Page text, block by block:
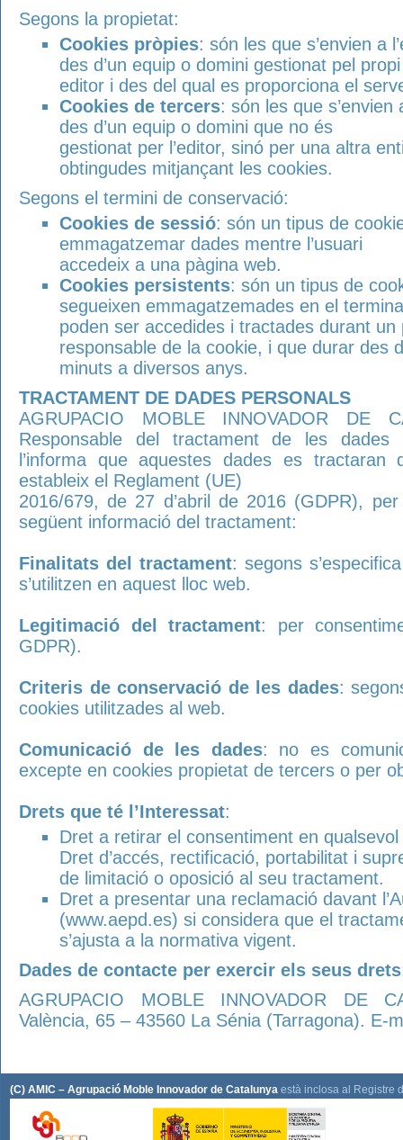
Segons la propietat:
Cookies pròpies: són les que s’envien a
des d’un equip o domini gestionat pel propi
editor i des del qual es proporciona el
Cookies de tercers: són les que s’envien
des d’un equip o domini que no és
gestionat per l’editor, sinó per una altra
obtingudes mitjançant les cookies.
Segons el termini de conservació:
Cookies de sessió: són un tipus de
emmagatzemar dades mentre l’usuari
accedeix a una pàgina web.
Cookies persistents: són un tipus de
segueixen emmagatzemades en el
poden ser accedides i tractades durant
responsable de la cookie, i que durar des
minuts a diversos anys.
TRACTAMENT DE DADES PERSONALS
AGRUPACIO MOBLE INNOVADOR DE
Responsable del tractament de les dades
l’informa que aquestes dades es
estableix el Reglament (UE)
2016/679, de 27 d’abril de 2016 (GDPR),
següent informació del tractament:
Finalitats del tractament: segons
s’utilitzen en aquest lloc web.
Legitimació del tractament: per
GDPR).
Criteris de conservació de les dades:
cookies utilitzades al web.
Comunicació de les dades: no es
excepte en cookies propietat de tercers o per
Drets que té l’Interessat:
Dret a retirar el consentiment en
Dret d’accés, rectificació, portabilitat i
de limitació o oposició al seu tractament.
Dret a presentar una reclamació davant
(www.aepd.es) si considera que el
s’ajusta a la normativa vigent.
Dades de contacte per exercir els seus drets
AGRUPACIO MOBLE INNOVADOR DE
València, 65 – 43560 La Sénia (Tarragona). E-
(C) AMIC – Agrupació Moble Innovador de Catalunya està inclosa al Registre